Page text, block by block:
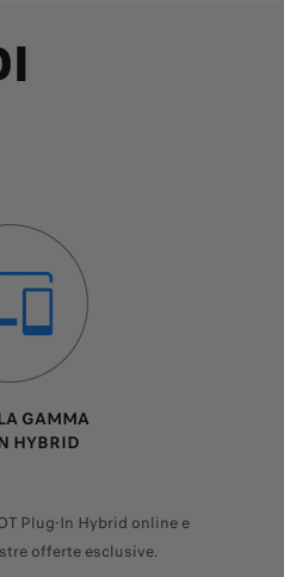
GAMMA
HYBRID
Plug-In Hybrid online e
offerte esclusive.